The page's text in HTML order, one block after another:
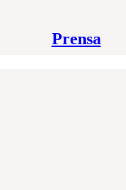
Prensa